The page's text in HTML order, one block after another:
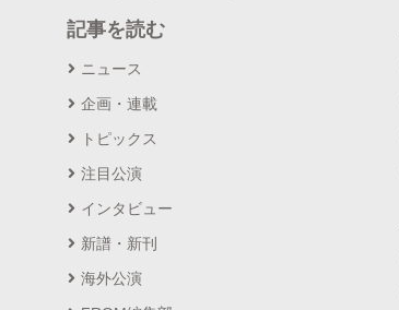
記事を読む
ニュース
企画・連載
トピックス
注目公演
インタビュー
新譜・新刊
海外公演